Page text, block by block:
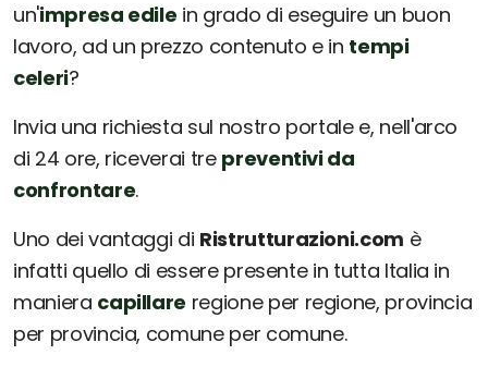
un'impresa edile in grado di eseguire un buon
lavoro, ad un prezzo contenuto e in tempi
celeri?
Invia una richiesta sul nostro portale e, nell'arco
di 24 ore, riceverai tre preventivi da
confrontare.
Uno dei vantaggi di Ristrutturazioni.com è
infatti quello di essere presente in tutta Italia in
maniera capillare regione per regione, provincia
per provincia, comune per comune.